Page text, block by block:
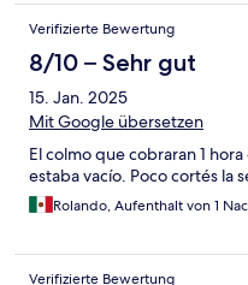
We left and now I’m
company. This place sucks.
is 100x worse during the hot
The AC blows down on the
in your car would be better
Verifizierte Bewertung
8/10 – Sehr gut
15. Jan. 2025
Mit Google übersetzen
El colmo que cobraran 1
estaba vacío. Poco cortés la
Rolando, Aufenthalt von 1
Verifizierte Bewertung